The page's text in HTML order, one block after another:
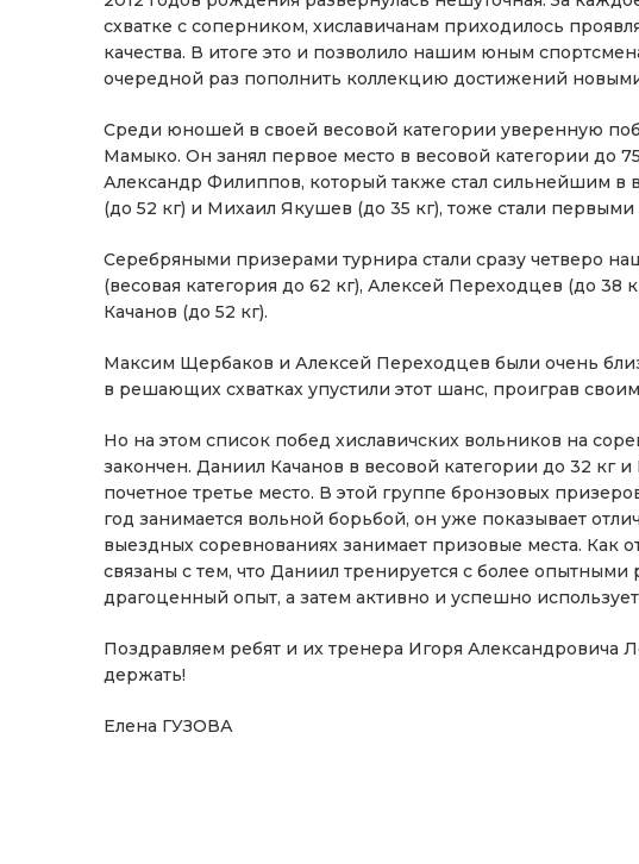
схватке с соперником, хиславичанам приходилось
качества. В итоге это и позволило нашим юным
очередной раз пополнить коллекцию достижений
Среди юношей в своей весовой категории уверенную
Мамыко. Он занял первое место в весовой категории до
Александр Филиппов, который также стал сильнейшим в
(до 52 кг) и Михаил Якушев (до 35 кг), тоже стали первыми
Серебряными призерами турнира стали сразу четверо
(весовая категория до 62 кг), Алексей Переходцев (до 38
Качанов (до 52 кг).
Максим Щербаков и Алексей Переходцев были очень
в решающих схватках упустили этот шанс, проиграв
Но на этом список побед хиславичских вольников на
закончен. Даниил Качанов в весовой категории до 32 кг
почетное третье место. В этой группе бронзовых
год занимается вольной борьбой, он уже показывает
выездных соревнованиях занимает призовые места. Как
связаны с тем, что Даниил тренируется с более
драгоценный опыт, а затем активно и успешно
Поздравляем ребят и их тренера Игоря Александровича
держать!
Елена ГУЗОВА